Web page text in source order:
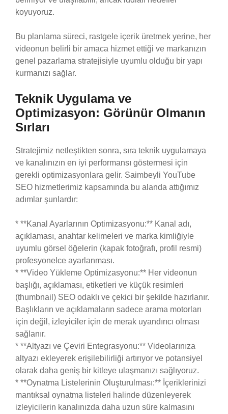
koyuyoruz.
Bu planlama süreci, rastgele içerik üretmek yerine, her
videonun belirli bir amaca hizmet ettiği ve markanızın
genel pazarlama stratejisiyle uyumlu olduğu bir yapı
kurmanızı sağlar.
Teknik Uygulama ve
Optimizasyon: Görünür Olmanın
Sırları
Stratejimiz netleştikten sonra, sıra teknik uygulamaya
ve kanalınızın en iyi performansı göstermesi için
gerekli optimizasyonlara gelir. Saimbeyli YouTube
SEO hizmetlerimiz kapsamında bu alanda attığımız
adımlar şunlardır:
* **Kanal Ayarlarının Optimizasyonu:** Kanal adı,
açıklaması, anahtar kelimeleri ve marka kimliğiyle
uyumlu görsel öğelerin (kapak fotoğrafı, profil resmi)
profesyonelce ayarlanması.
* **Video Yükleme Optimizasyonu:** Her videonun
başlığı, açıklaması, etiketleri ve küçük resimleri
(thumbnail) SEO odaklı ve çekici bir şekilde hazırlanır.
Başlıkların ve açıklamaların sadece arama motorları
için değil, izleyiciler için de merak uyandırıcı olması
sağlanır.
* **Altyazı ve Çeviri Entegrasyonu:** Videolarınıza
altyazı ekleyerek erişilebilirliği artırıyor ve potansiyel
olarak daha geniş bir kitleye ulaşmanızı sağlıyoruz.
* **Oynatma Listelerinin Oluşturulması:** İçeriklerinizi
mantıksal oynatma listeleri halinde düzenleyerek
izleyicilerin kanalınızda daha uzun süre kalmasını